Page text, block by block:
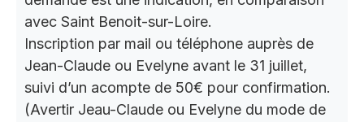
avec Saint Benoit-sur-Loire.
Inscription par mail ou téléphone auprès de
Jean-Claude ou Evelyne avant le 31 juillet,
suivi d’un acompte de 50€ pour confirmation.
(Avertir Jeau-Claude ou Evelyne du mode de